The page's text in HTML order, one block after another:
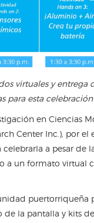
virtuales y
para esta
en Ciencias
Center Inc.), por
a pesar
a un formato
puertorriqueña
la pantalla y kits